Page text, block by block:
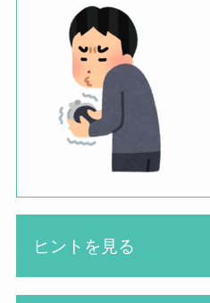
ヒントを見る